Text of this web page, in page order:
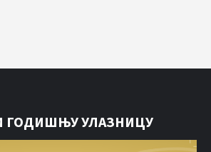
ГОДИШЊУ УЛАЗНИЦУ